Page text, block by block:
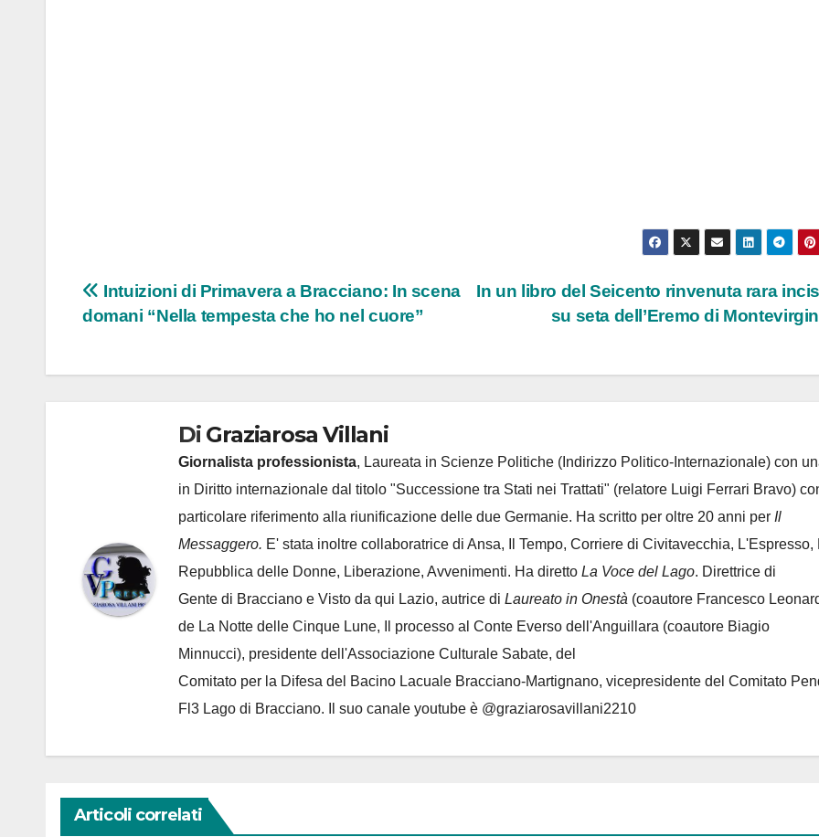
Navigazione
In un libro del Seicento rinvenuta rara
su seta dell’Eremo di
Intuizioni di Primavera a Bracciano: In scena
domani “Nella tempesta che ho nel cuore”
Di Graziarosa Villani
Giornalista professionista, Laureata in Scienze Politiche (Indirizzo Politico-Internazionale) con
in Diritto internazionale dal titolo "Successione tra Stati nei Trattati" (relatore Luigi Ferrari Bravo)
particolare riferimento alla riunificazione delle due Germanie. Ha scritto per oltre 20 anni per Il
Messaggero. E' stata inoltre collaboratrice di Ansa, Il Tempo, Corriere di Civitavecchia, L'Espresso,
Repubblica delle Donne, Liberazione, Avvenimenti. Ha diretto La Voce del Lago. Direttrice di
Gente di Bracciano e Visto da qui Lazio, autrice di Laureato in Onestà (coautore Francesco
de La Notte delle Cinque Lune, Il processo al Conte Everso dell'Anguillara (coautore Biagio
Minnucci), presidente dell'Associazione Culturale Sabate, del
Comitato per la Difesa del Bacino Lacuale Bracciano-Martignano, vicepresidente del Comitato
Fl3 Lago di Bracciano. Il suo canale youtube è @graziarosavillani2210
Articoli correlati